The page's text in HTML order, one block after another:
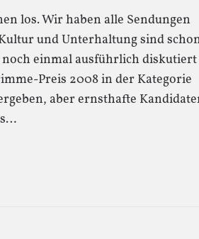
los. Wir haben alle Sendungen
und Unterhaltung sind
einmal ausführlich
Preis 2008 in der Kategorie
aber ernsthafte